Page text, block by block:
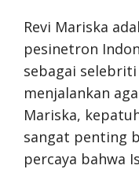
Revi Mariska
pesinetron
sebagai
menjalankan
Mariska,
sangat penting
percaya bahwa